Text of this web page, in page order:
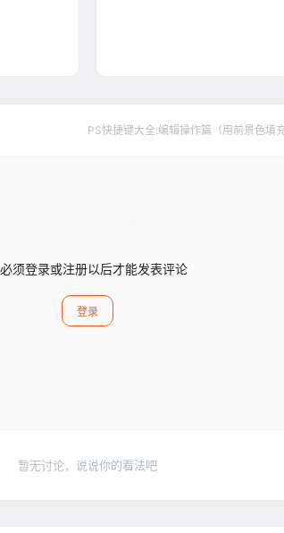
PS快捷键大全:编辑操作篇（用前景色填
须登录或注册以后才能发表评论
登录
暂无讨论，说说你的看法吧